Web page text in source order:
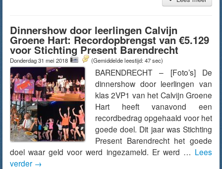
Dinnershow door leerlingen Calvijn
Groene Hart: Recordopbrengst van €5.129
voor Stichting Present Barendrecht
Donderdag 31 mei 2018 (Gemiddelde leestijd: 47 sec)
BARENDRECHT – [Foto’s] De
dinnershow door leerlingen van
klas 2VP1 van het Calvijn Groene
Hart heeft vanavond een
recordbedrag opgehaald voor het
goede doel. Dit jaar was Stichting
Present Barendrecht het goede
doel waar geld voor werd ingezameld. Er werd … Lees
verder →